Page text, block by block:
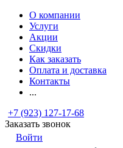
О компании
Услуги
Акции
Скидки
Как заказать
Оплата и доставка
Контакты
...
+7 (923) 127-17-68
Заказать звонок
Войти